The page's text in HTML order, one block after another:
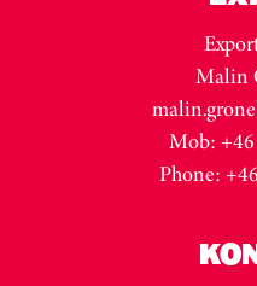
Malin
Mob:
Phone: